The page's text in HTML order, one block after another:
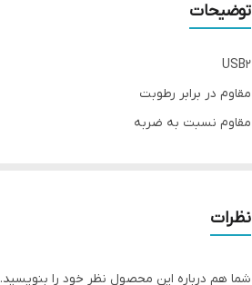
توضیحات
USB2
مقاوم در برابر رطوبت
مقاوم نسبت به ضربه
نظرات
شما هم درباره این محصول نظر خود را بنویسید.